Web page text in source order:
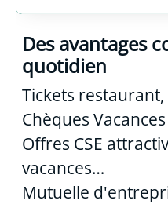
Des avantages
quotidien
Tickets
Chèques Vacances
Offres CSE
vacances…
Mutuelle